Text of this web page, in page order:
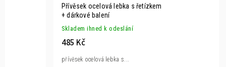
Přívěsek ocelová lebka s řetízkem
+ dárkové balení
Skladem ihned k odeslání
485 Kč
přívěsek ocelová lebka s...